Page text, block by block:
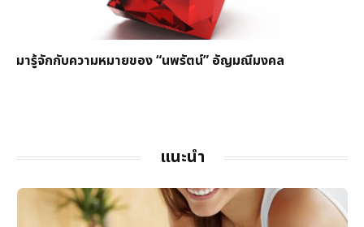
มารู้จักกับความหมายของ “นพรัตน์” อัญมณีมงคล
แนะนำ